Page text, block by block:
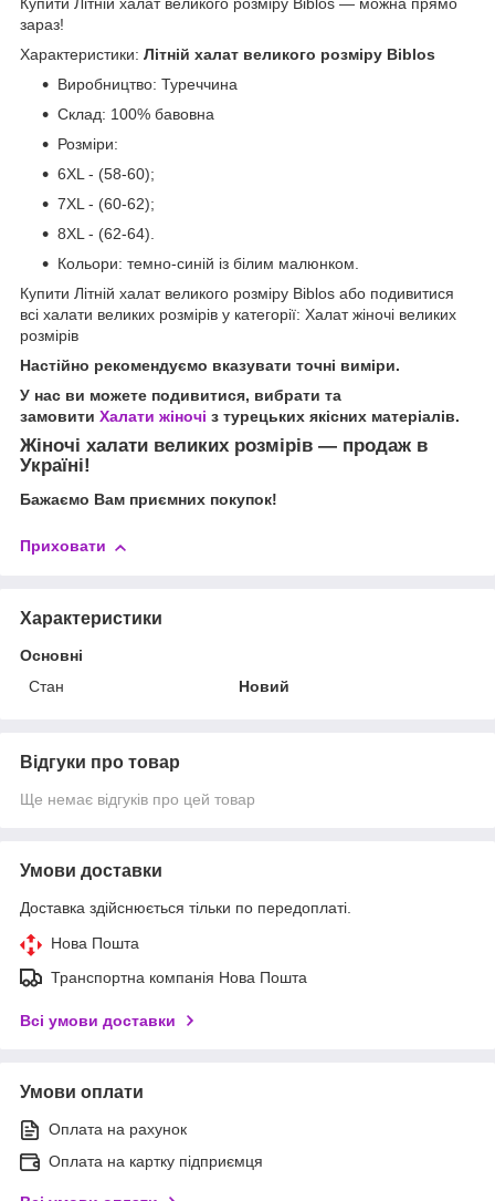
Купити Літній халат великого розміру Biblos — можна прямо
зараз!
Характеристики: Літній халат великого розміру Biblos
Виробництво: Туреччина
Склад: 100% бавовна
Розміри:
6XL - (58-60);
7XL - (60-62);
8XL - (62-64).
Кольори: темно-синій із білим малюнком.
Купити Літній халат великого розміру Biblos або подивитися
всі халати великих розмірів у категорії: Халат жіночі великих
розмірів
Настійно рекомендуємо вказувати точні виміри.
У нас ви можете подивитися, вибрати та
замовити Халати жіночі з турецьких якісних матеріалів.
Жіночі халати великих розмірів — продаж в
Україні!
Бажаємо Вам приємних покупок!
Приховати
Характеристики
Основні
Стан
Новий
Відгуки про товар
Ще немає відгуків про цей товар
Умови доставки
Доставка здійснюється тільки по передоплаті.
Нова Пошта
Транспортна компанія Нова Пошта
Всі умови доставки
Умови оплати
Оплата на рахунок
Оплата на картку підприємця